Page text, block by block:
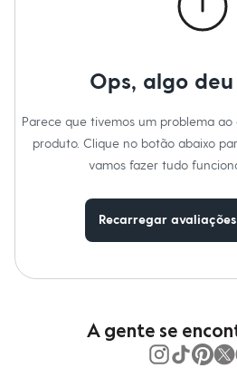
Bermudas
Camisas
Calças
Camisetas e Regatas
Bolsas e Mochilas
Chapéus e Bonés
Cintos
Ops, algo
Parece que tivemos um problema
produto. Clique no botão abaixo
vamos fazer tudo
Recarregar
A gente se